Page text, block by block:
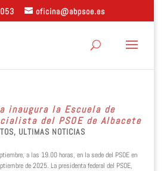
oficina@abpsoe.es
inaugura la Escuela de
del PSOE de Albacete
, ULTIMAS NOTICIAS
a las 19.00 horas, en la sede del PSOE en
de 2025. La presidenta federal del PSOE,